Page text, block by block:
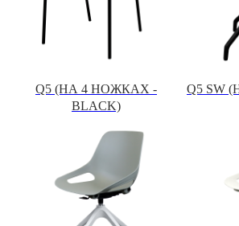
Q5 (НА 4 НОЖКАХ -
BLACK)
Q5 SW